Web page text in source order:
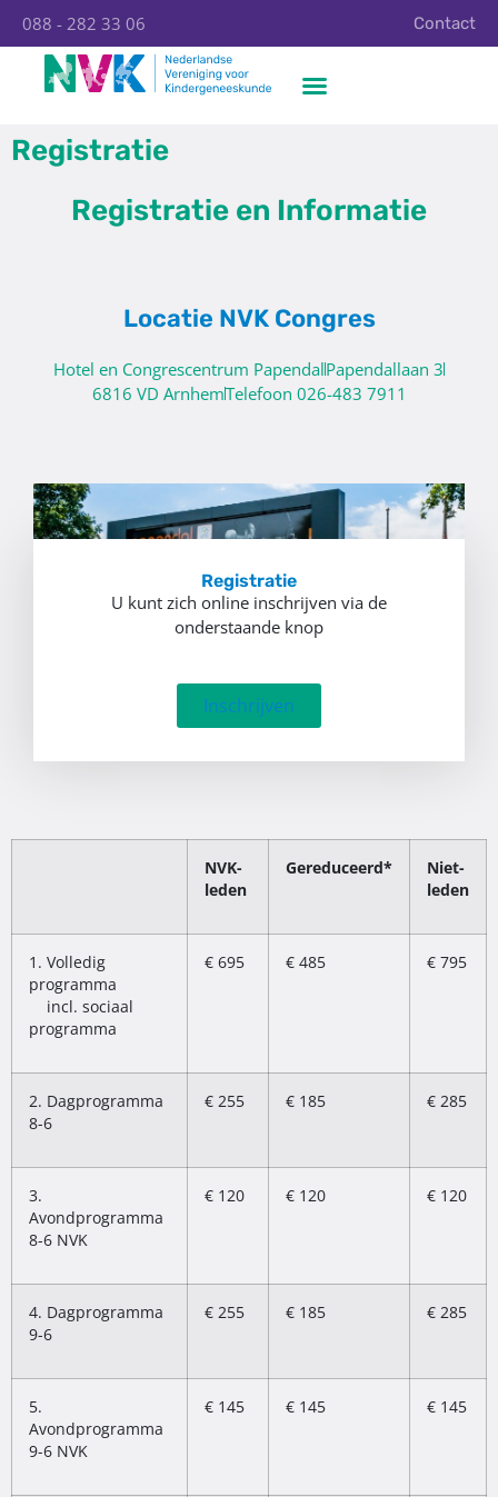
088 - 282 33 06 Contact
Registratie
Registratie en Informatie
Locatie NVK Congres
Hotel en Congrescentrum PapendalPapendallaan 3
6816 VD ArnhemTelefoon 026-483 7911
Registratie
U kunt zich online inschrijven via de
onderstaande knop
Inschrijven
NVK-
leden
Gereduceerd*
Niet-
leden
1. Volledig
programma
incl. sociaal
programma
€ 695 € 485 € 795
2. Dagprogramma
8-6
€ 255 € 185 € 285
3.
Avondprogramma
8-6 NVK
€ 120 € 120 € 120
4. Dagprogramma
9-6
€ 255 € 185 € 285
5.
Avondprogramma
9-6 NVK
€ 145 € 145 € 145